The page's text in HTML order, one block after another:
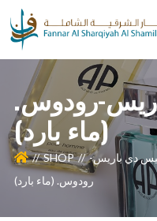
رودوس.
(ماء بارد)
SHOP
دي باريس-
رودوس. (ماء بارد)